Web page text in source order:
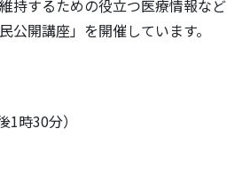
持するための役立つ医療情報など
開講座」を開催しています。
時30分）